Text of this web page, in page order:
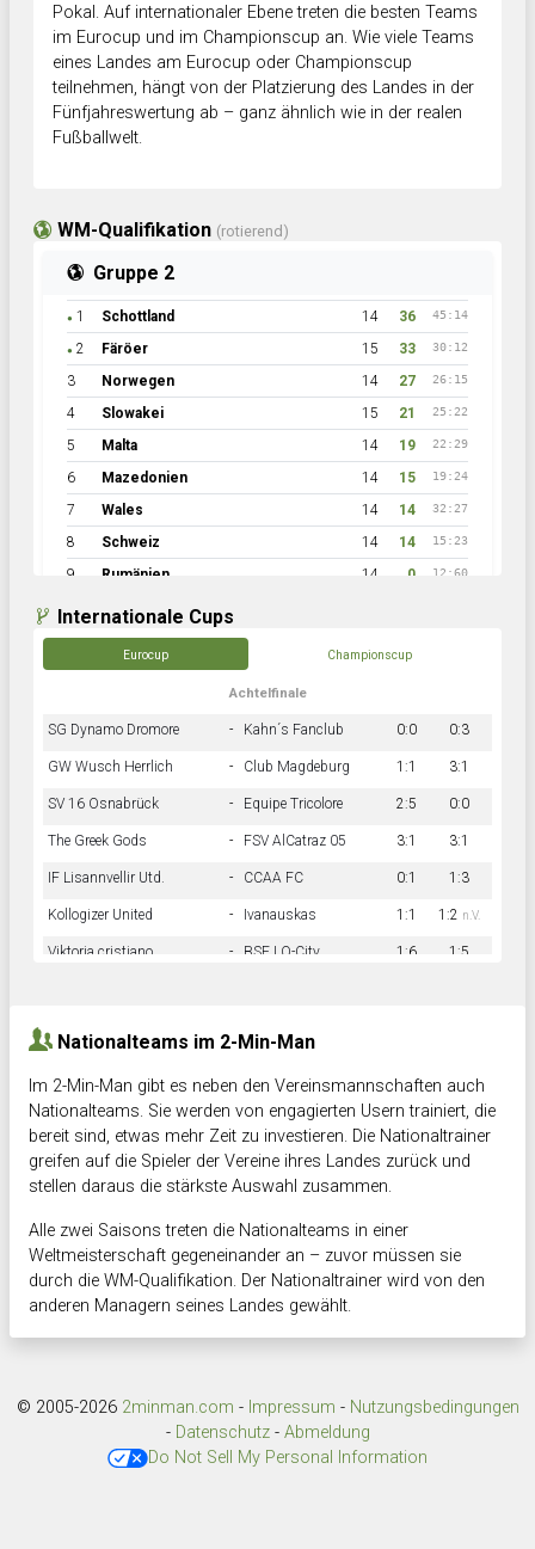
Pokal. Auf internationaler Ebene treten die besten Teams
im Eurocup und im Championscup an. Wie viele Teams
eines Landes am Eurocup oder Championscup
teilnehmen, hängt von der Platzierung des Landes in der
Fünfjahreswertung ab – ganz ähnlich wie in der realen
Fußballwelt.
WM-Qualifikation (rotierend)
Gruppe 2
● 1 Schottland 14 36 45:14
● 2 Färöer 15 33 30:12
3 Norwegen 14 27 26:15
4 Slowakei 15 21 25:22
5 Malta 14 19 22:29
6 Mazedonien 14 15 19:24
7 Wales 14 14 32:27
8 Schweiz 14 14 15:23
9 Rumänien 14 0 12:60
Internationale Cups
Eurocup Championscup
Achtelfinale
SG Dynamo Dromore - Kahn´s Fanclub 0:0 0:3
GW Wusch Herrlich - Club Magdeburg 1:1 3:1
SV 16 Osnabrück - Equipe Tricolore 2:5 0:0
The Greek Gods - FSV AlCatraz 05 3:1 3:1
IF Lisannvellir Utd. - CCAA FC 0:1 1:3
Kollogizer United - Ivanauskas 1:1 1:2 n.V.
Viktoria cristiano - BSF LO-City 1:6 1:5
Nationalteams im 2-Min-Man
Im 2-Min-Man gibt es neben den Vereinsmannschaften auch
Nationalteams. Sie werden von engagierten Usern trainiert, die
bereit sind, etwas mehr Zeit zu investieren. Die Nationaltrainer
greifen auf die Spieler der Vereine ihres Landes zurück und
stellen daraus die stärkste Auswahl zusammen.
Alle zwei Saisons treten die Nationalteams in einer
Weltmeisterschaft gegeneinander an – zuvor müssen sie
durch die WM-Qualifikation. Der Nationaltrainer wird von den
anderen Managern seines Landes gewählt.
© 2005-2026 2minman.com - Impressum - Nutzungsbedingungen
- Datenschutz- Abmeldung
Do Not Sell My Personal Information